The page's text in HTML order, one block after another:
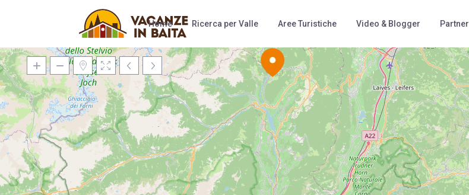
Home Ricerca per Valle Aree Turistiche Video & Blogger Partner
Loading Maps